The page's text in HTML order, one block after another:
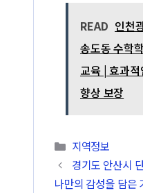
READ 인천
송도동 수학
교육 | 효과
향상 보장
카테고리
지역정보
경기도 안산시
나만의 감성을 담은